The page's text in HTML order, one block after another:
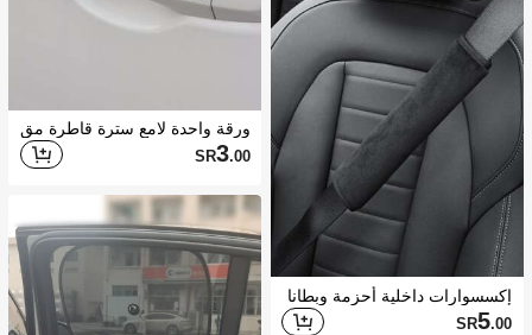
إكسسوارات داخلية أحزمة وبطانا
ت مقاعد
SR5.00
ورقة واحدة لامع سترة قاطرة مق
بض باب ملصق
SR3.00